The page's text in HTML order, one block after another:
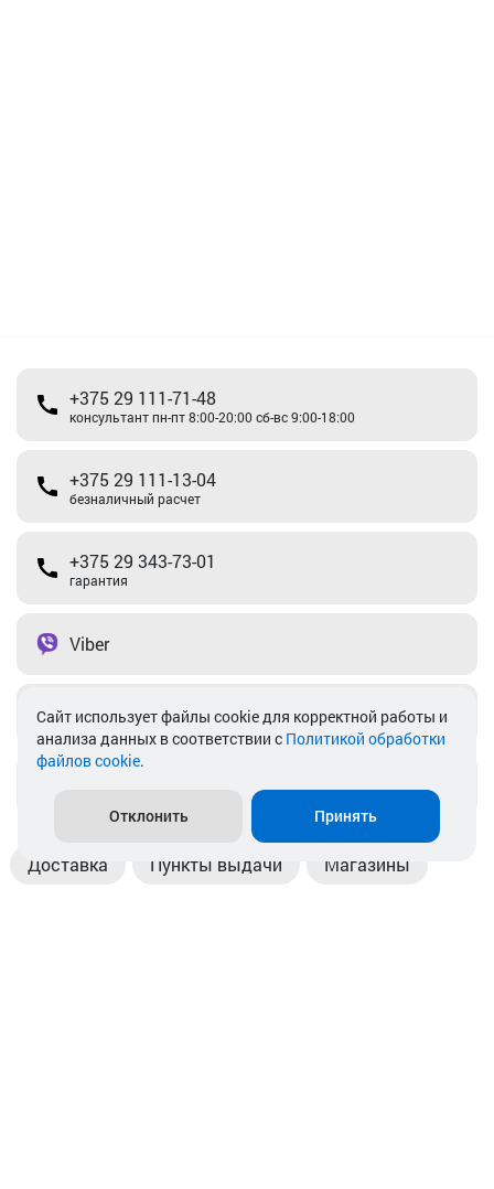
+375 29 111-71-48
консультант пн-пт 8:00-20:00 сб-вс 9:00-18:00
+375 29 111-13-04
безналичный расчет
+375 29 343-73-01
гарантия
Viber
Telegram
Доставка Пункты выдачи Магазины
Cайт использует файлы cookie для корректной работы и
анализа данных в соответствии с Политикой обработки
файлов cookie.
Отклонить Принять